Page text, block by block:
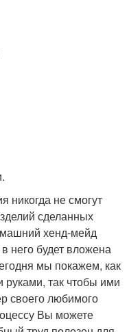
никогда не смогут
сделанных
хенд-мейд
него будет вложена
мы покажем, как
так чтобы ими
своего любимого
Вы можете